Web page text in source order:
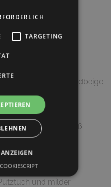
Sandbeige
grazilem Metallfuß
und milder
TARGETING